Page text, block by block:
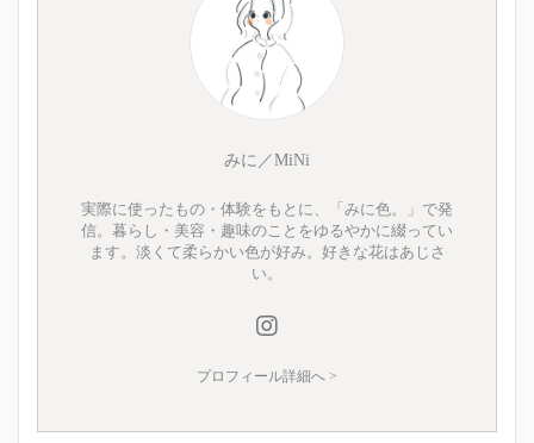
みに／MiNi
実際に使ったもの・体験をもとに、「みに色。」で発
信。暮らし・美容・趣味のことをゆるやかに綴ってい
ます。淡くて柔らかい色が好み。好きな花はあじさ
い。
プロフィール詳細へ >